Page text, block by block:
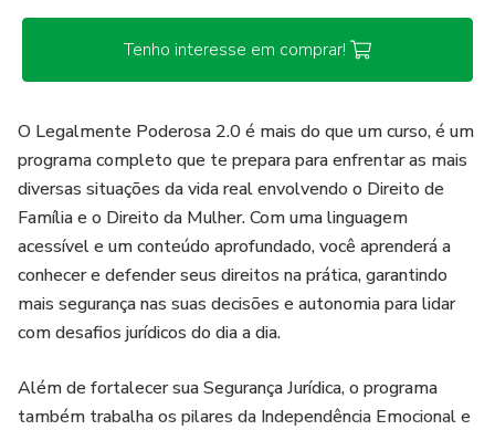
Tenho interesse em comprar!
O Legalmente Poderosa 2.0 é mais do que um curso, é um
programa completo que te prepara para enfrentar as mais
diversas situações da vida real envolvendo o Direito de
Família e o Direito da Mulher. Com uma linguagem
acessível e um conteúdo aprofundado, você aprenderá a
conhecer e defender seus direitos na prática, garantindo
mais segurança nas suas decisões e autonomia para lidar
com desafios jurídicos do dia a dia.
Além de fortalecer sua Segurança Jurídica, o programa
também trabalha os pilares da Independência Emocional e